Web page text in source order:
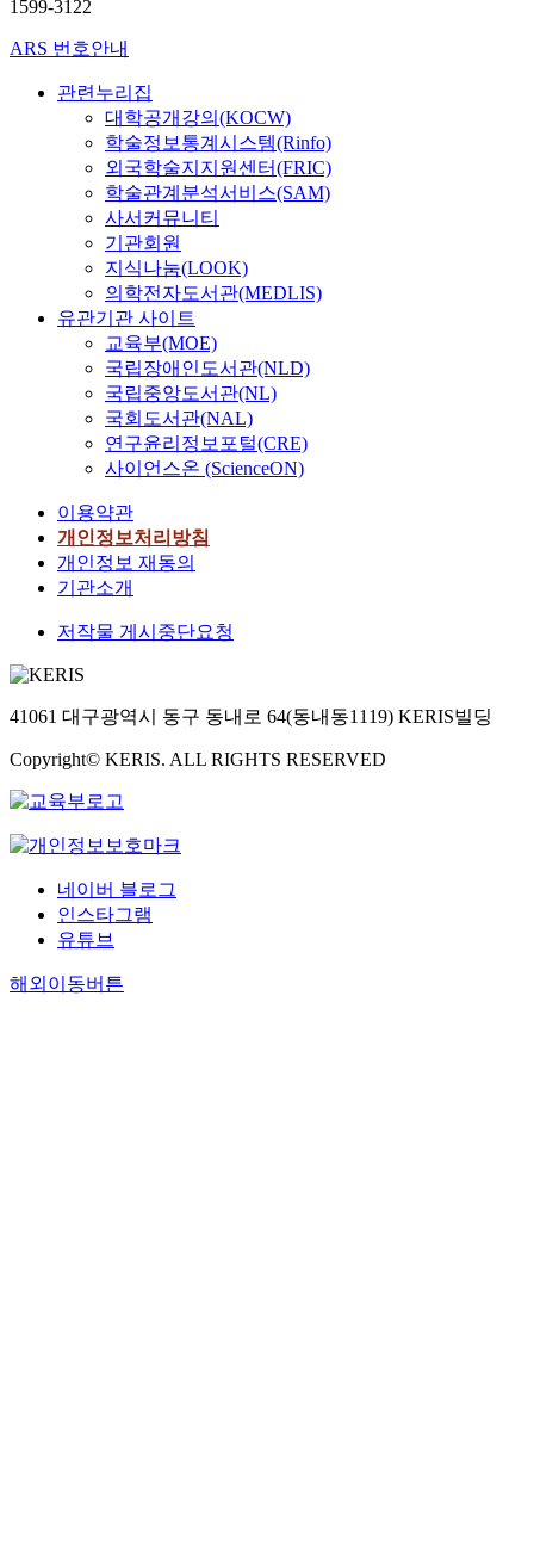
1599-3122
ARS 번호안내
관련누리집
대학공개강의(KOCW)
학술정보통계시스템(Rinfo)
외국학술지지원센터(FRIC)
학술관계분석서비스(SAM)
사서커뮤니티
기관회원
지식나눔(LOOK)
의학전자도서관(MEDLIS)
유관기관 사이트
교육부(MOE)
국립장애인도서관(NLD)
국립중앙도서관(NL)
국회도서관(NAL)
연구윤리정보포털(CRE)
사이언스온 (ScienceON)
이용약관
개인정보처리방침
개인정보 재동의
기관소개
저작물 게시중단요청
41061 대구광역시 동구 동내로 64(동내동1119) KERIS빌딩
Copyright© KERIS. ALL RIGHTS RESERVED
네이버 블로그
인스타그램
유튜브
해외이동버튼